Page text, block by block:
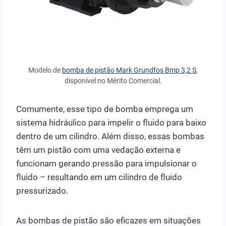
Modelo de bomba de pistão Mark Grundfos Bmp 3,2 S,
disponível no Mérito Comercial.
Comumente, esse tipo de bomba emprega um
sistema hidráulico para impelir o fluido para baixo
dentro de um cilindro. Além disso, essas bombas
têm um pistão com uma vedação externa e
funcionam gerando pressão para impulsionar o
fluido – resultando em um cilindro de fluido
pressurizado.
As bombas de pistão são eficazes em situações